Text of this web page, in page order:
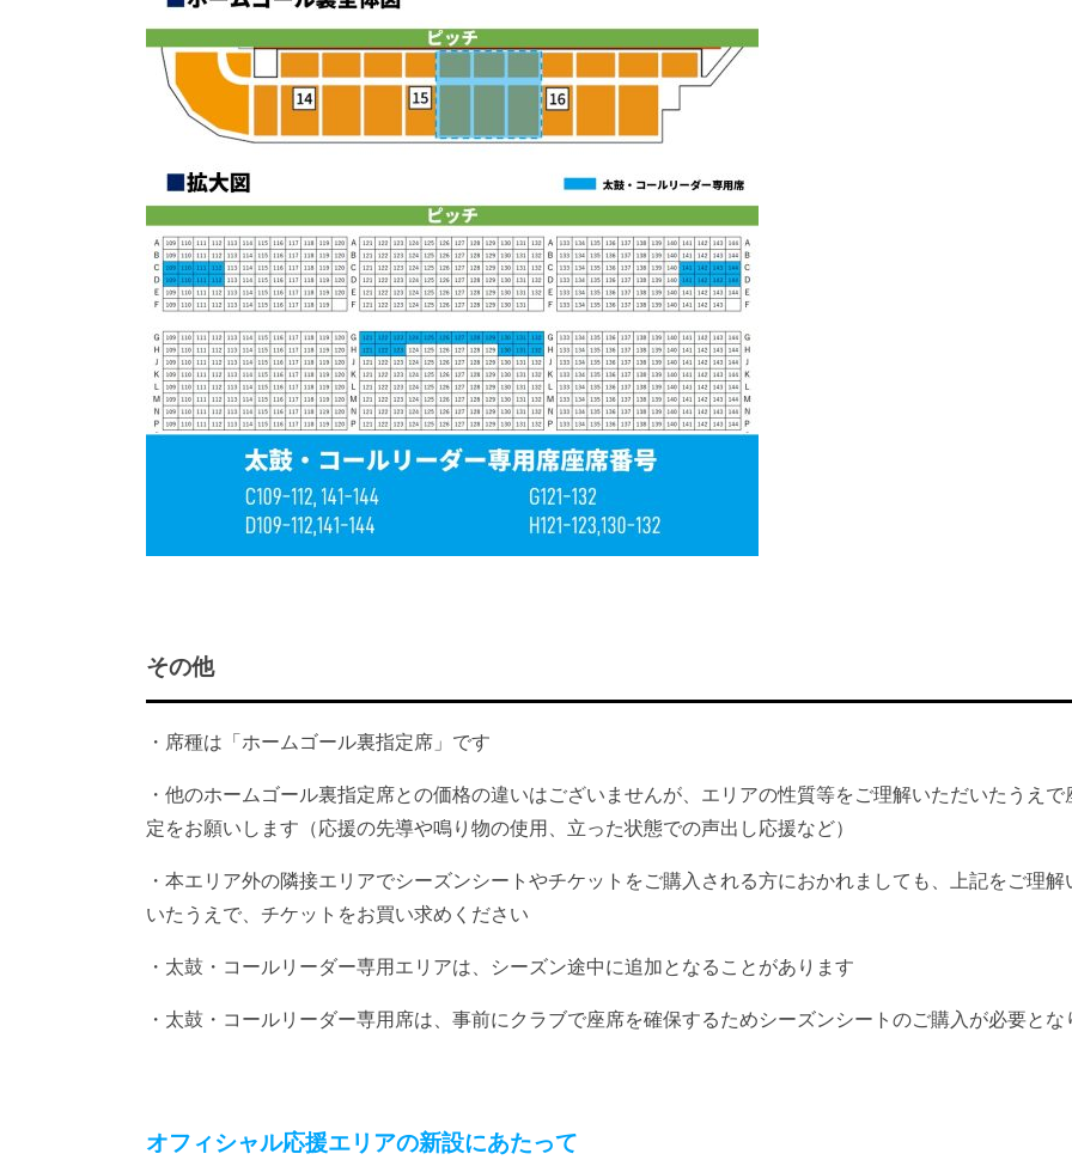
その他
・席種は「ホームゴール裏指定席」です
・他のホームゴール裏指定席との価格の違いはございませんが、エリアの性質等をご理解いただいたうえで
定をお願いします（応援の先導や鳴り物の使用、立った状態での声出し応援など）
・本エリア外の隣接エリアでシーズンシートやチケットをご購入される方におかれましても、上記をご理解
いたうえで、チケットをお買い求めください
・太鼓・コールリーダー専用エリアは、シーズン途中に追加となることがあります
・太鼓・コールリーダー専用席は、事前にクラブで座席を確保するためシーズンシートのご購入が必要とな
オフィシャル応援エリアの新設にあたって